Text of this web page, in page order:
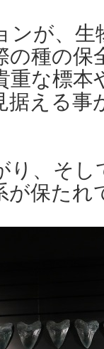
ンが、生
の種の保
重な標本
据える事
り、そ
が保たれ